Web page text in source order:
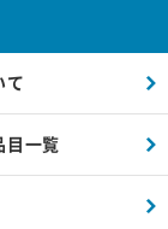
て
目一覧